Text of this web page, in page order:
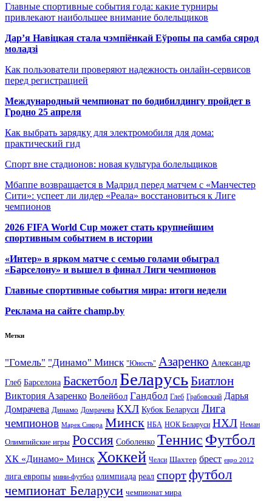
Главные спортивные события года: какие турниры
привлекают наибольшее внимание болельщиков
Дар’я Навіцкая стала чэмпіёнкай Еўропы па самба сярод
моладзі
Как пользователи проверяют надежность онлайн-сервисов
перед регистрацией
Международный чемпионат по бодибилдингу пройдет в
Гродно 25 апреля
Как выбрать зарядку для электромобиля для дома:
практический гид
Спорт вне стадионов: новая культура болельщиков
Мбаппе возвращается в Мадрид перед матчем с «Манчестер
Сити»: успеет ли лидер «Реала» восстановиться к Лиге
чемпионов
2026 FIFA World Cup может стать крупнейшим
спортивным событием в истории
«Интер» в ярком матче с семью голами обыграл
«Барселону» и вышел в финал Лиги чемпионов
Главные спортивные события мира: итоги недели
Реклама на сайте champ.by
Метки
"Гомель" "Динамо" Минск "Юность" Азаренко Александр
Глеб Барселона Баскетбол БеларусьБиатлон
Виктория Азаренко Волейбол Гандбол Глеб Грабовский Дарья
Домрачева Динамо Домрачева КХЛ Кубок Беларуси Лига
чемпионов Марек Сикора Минск НБА НОК Беларуси НХЛ Неман
Олимпийские игры Россия Соболенко Теннис Футбол
ХК «Динамо» Минск Хоккей Челси Шахтер брест евро 2012
лига европы мини-футбол олимпиада реал спортфутбол
чемпионат Беларуси чемпионат мира